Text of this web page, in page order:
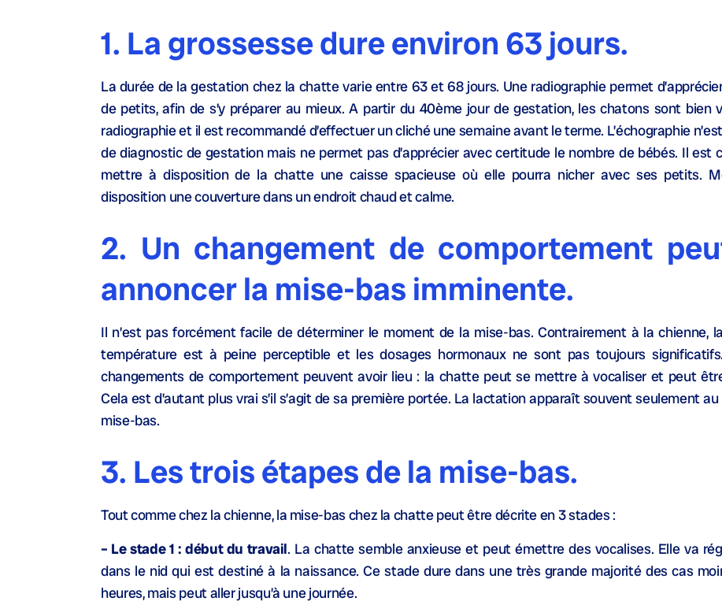
1. La grossesse dure environ 63 jours.
La durée de la gestation chez la chatte varie entre 63 et 68 jours. Une radiographie permet
de petits, afin de s’y préparer au mieux. A partir du 40ème jour de gestation, les chatons sont bien
radiographie et il est recommandé d’effectuer un cliché une semaine avant le terme. L’échographie
de diagnostic de gestation mais ne permet pas d’apprécier avec certitude le nombre de bébés. Il est
mettre à disposition de la chatte une caisse spacieuse où elle pourra nicher avec ses petits.
disposition une couverture dans un endroit chaud et calme.
2. Un changement de comportement
annoncer la mise-bas imminente.
Il n’est pas forcément facile de déterminer le moment de la mise-bas. Contrairement à la chienne,
température est à peine perceptible et les dosages hormonaux ne sont pas toujours
changements de comportement peuvent avoir lieu : la chatte peut se mettre à vocaliser et peut
Cela est d’autant plus vrai s’il s’agit de sa première portée. La lactation apparaît souvent seulement
mise-bas.
3. Les trois étapes de la mise-bas.
Tout comme chez la chienne, la mise-bas chez la chatte peut être décrite en 3 stades :
– Le stade 1 : début du travail. La chatte semble anxieuse et peut émettre des vocalises. Elle va
dans le nid qui est destiné à la naissance. Ce stade dure dans une très grande majorité des cas
heures, mais peut aller jusqu’à une journée.